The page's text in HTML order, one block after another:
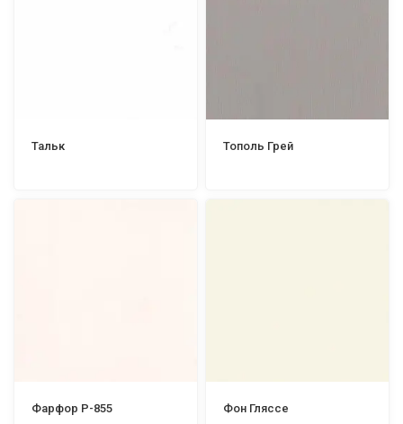
Тальк Тополь Грей
Фарфор Р-855 Фон Гляссе